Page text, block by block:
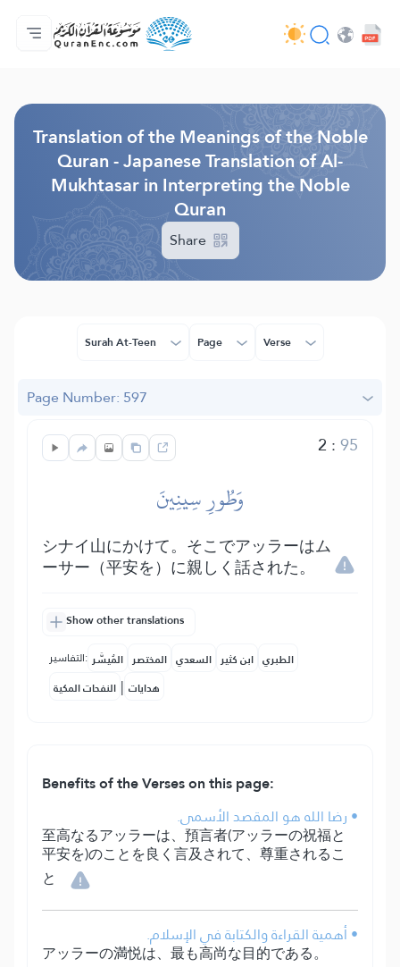
Home
Index of Translations
Audio
Developers' Services - API
About
Contact Us
Language
Translation of the Meanings of the Noble
Quran - Japanese Translation of Al-
Mukhtasar in Interpreting the Noble
Quran
Share
Surah At-Teen Page Verse
Page Number: 597
2 :95
وَطُورِ سِينِينَ
シナイ山にかけて。そこでアッラーはム
ーサー（平安を）に親しく話された。
Show other translations
التفاسير: المُيسَّر المختصر السعدي ابن كثير الطبري
النفحات المكية | هدايات
Benefits of the Verses on this page:
• رضا الله هو المقصد الأسمى.
至高なるアッラーは、預言者(アッラーの祝福と
平安を)のことを良く言及されて、尊重されるこ
と
• أهمية القراءة والكتابة في الإسلام.
アッラーの満悦は、最も高尚な目的である。